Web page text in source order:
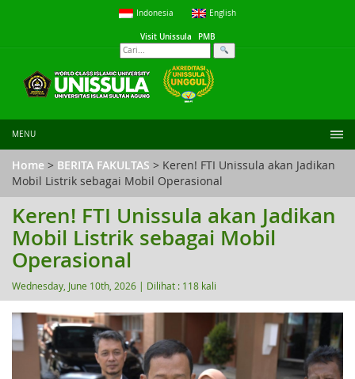
Indonesia English
Visit Unissula PMB
MENU
Home > BERITA FAKULTAS > Keren! FTI Unissula akan Jadikan
Mobil Listrik sebagai Mobil Operasional
Keren! FTI Unissula akan Jadikan
Mobil Listrik sebagai Mobil
Operasional
Wednesday, June 10th, 2026 | Dilihat : 118 kali